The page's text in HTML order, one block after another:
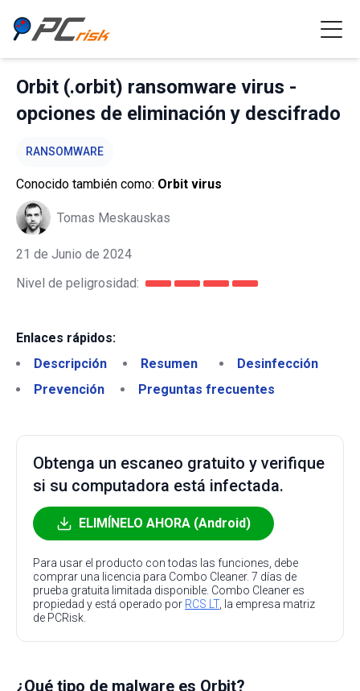
Orbit (.orbit) ransomware virus -
opciones de eliminación y descifrado
RANSOMWARE
Conocido también como: Orbit virus
Tomas Meskauskas
21 de Junio de 2024
Nivel de peligrosidad:
Enlaces rápidos:
Descripción
Resumen
Desinfección
Prevención
Preguntas frecuentes
Obtenga un escaneo gratuito y verifique
si su computadora está infectada.
ELIMÍNELO AHORA (Android)
Para usar el producto con todas las funciones, debe
comprar una licencia para Combo Cleaner. 7 días de
prueba gratuita limitada disponible. Combo Cleaner es
propiedad y está operado por RCS LT, la empresa matriz
de PCRisk.
¿Qué tipo de malware es Orbit?